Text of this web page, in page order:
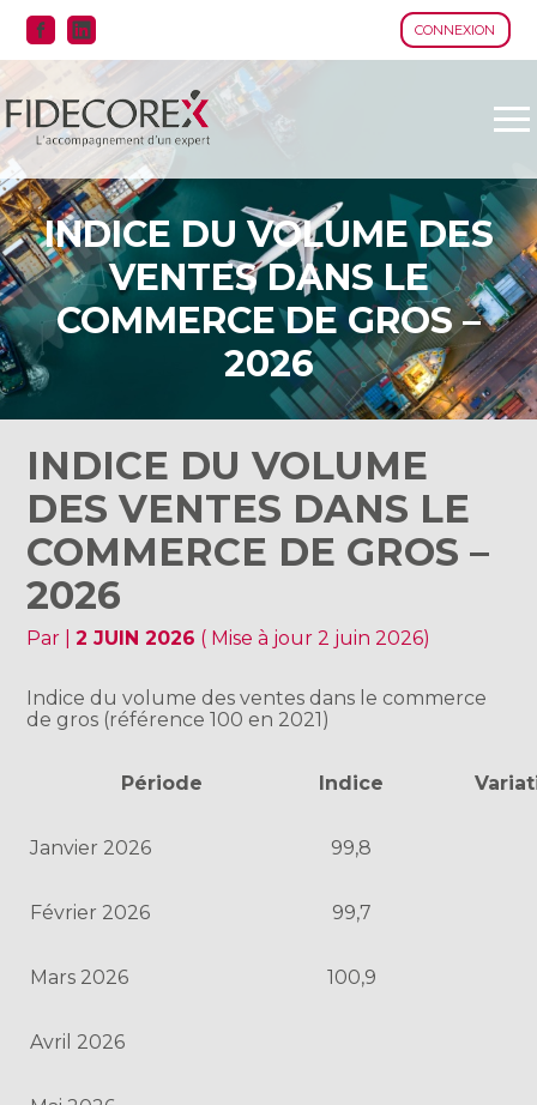
CONNEXION
Aller
au
contenu
INDICE DU VOLUME DES
VENTES DANS LE
COMMERCE DE GROS –
2026
INDICE DU VOLUME
DES VENTES DANS LE
COMMERCE DE GROS –
2026
Par |2 JUIN 2026 ( Mise à jour 2 juin 2026)
Indice du volume des ventes dans le commerce
de gros (référence 100 en 2021)
Période Indice
Janvier 2026 99,8
Février 2026 99,7
Mars 2026 100,9
Avril 2026